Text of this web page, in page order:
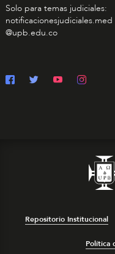
Solo para temas judiciales:
notificacionesjudiciales.med
@upb.edu.co
Repositorio Institucional
Política